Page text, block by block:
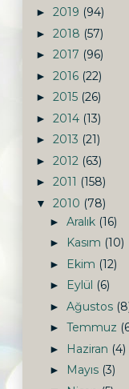
► 2019 (94)
► 2018 (57)
► 2017 (96)
► 2016 (22)
► 2015 (26)
► 2014 (13)
► 2013 (21)
► 2012 (63)
► 2011 (158)
▼ 2010 (78)
► Aralık (16)
► Kasım (10)
► Ekim (12)
► Eylül (6)
► Ağustos
► Temmuz
► Haziran (4)
► Mayıs (3)